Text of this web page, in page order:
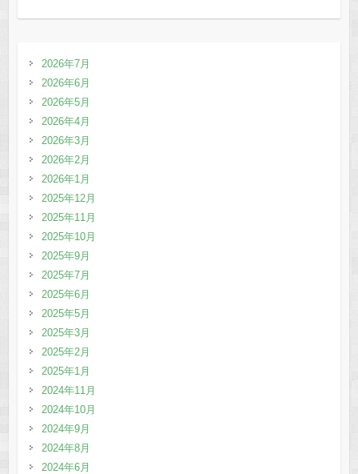
2026年7月
2026年6月
2026年5月
2026年4月
2026年3月
2026年2月
2026年1月
2025年12月
2025年11月
2025年10月
2025年9月
2025年7月
2025年6月
2025年5月
2025年3月
2025年2月
2025年1月
2024年11月
2024年10月
2024年9月
2024年8月
2024年6月